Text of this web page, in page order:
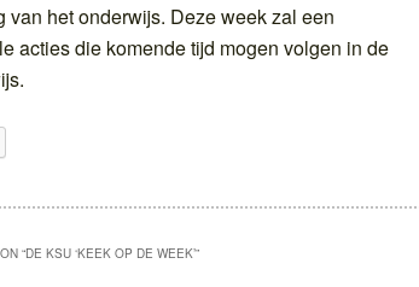
van het onderwijs. Deze week zal een
acties die komende tijd mogen volgen in de
“DE KSU ‘KEEK OP DE WEEK’”